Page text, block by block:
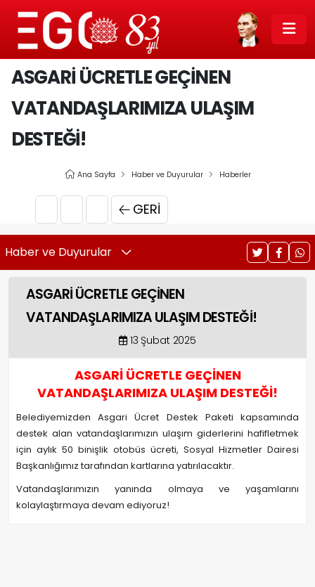
ASGARİ ÜCRETLE GEÇİNEN
VATANDAŞLARIMIZA ULAŞIM
DESTEĞİ!
Ana Sayfa Haber ve Duyurular Haberler
GERI
Haber ve Duyurular
ASGARİ ÜCRETLE GEÇİNEN
VATANDAŞLARIMIZA ULAŞIM DESTEĞİ!
13 Şubat 2025
ASGARİ ÜCRETLE GEÇİNEN
VATANDAŞLARIMIZA ULAŞIM DESTEĞİ!
Belediyemizden Asgari Ücret Destek Paketi kapsamında
destek alan vatandaşlarımızın ulaşım giderlerini hafifletmek
için aylık 50 binişlik otobüs ücreti, Sosyal Hizmetler Dairesi
Başkanlığımız tarafından kartlarına yatırılacaktır.
Vatandaşlarımızın yanında olmaya ve yaşamlarını
kolaylaştırmaya devam ediyoruz!